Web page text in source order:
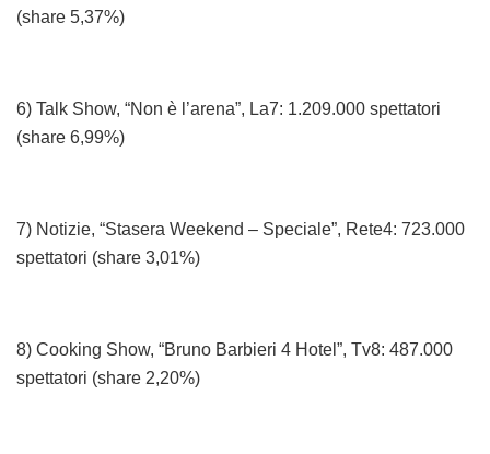
(share 5,37%)
6) Talk Show, “Non è l’arena”, La7: 1.209.000 spettatori
(share 6,99%)
7) Notizie, “Stasera Weekend – Speciale”, Rete4: 723.000
spettatori (share 3,01%)
8) Cooking Show, “Bruno Barbieri 4 Hotel”, Tv8: 487.000
spettatori (share 2,20%)